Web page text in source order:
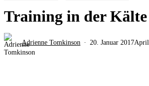
Training in der Kälte
Adrienne Tomkinson 20. Januar 2017